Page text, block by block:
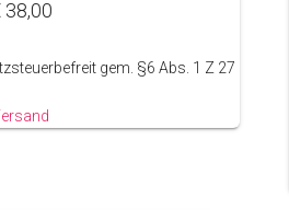
38,00
gem. §6 Abs. 1 Z 27